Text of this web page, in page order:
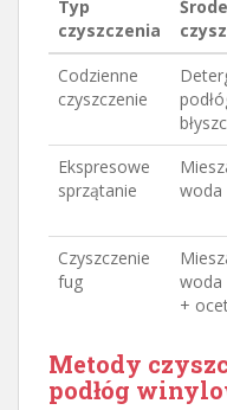
Typ
czyszczenia
Codzienne
czyszczenie
Ekspresowe
sprzątanie
woda
Czyszczenie
fug
woda
+
Metody
podłóg